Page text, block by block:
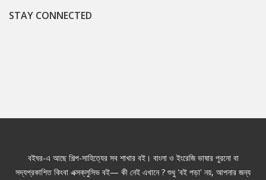
STAY CONNECTED
বইঘর-এ আছে শিল্প-সাহিত্যের সব শাখার বই। বাংলা ও ইংরেজি ভাষার পুরনো বা
সদ্যপ্রকাশিত কিংবা এক্সক্লুসিভ বই— কী নেই এখানে ? শুধু 'বই পড়া' নয়, আপনার জন্য